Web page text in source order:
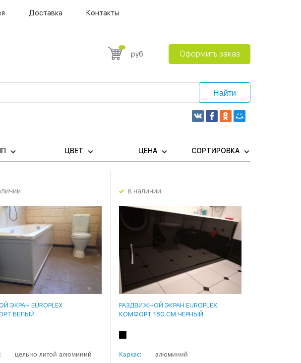
Доставка Контакты
руб. Оформить заказ
Найти
ЦВЕТ ЦЕНА СОРТИРОВКА
ЭКРАН EUROPLEX
БЕЛЫЙ
цельно литой алюминий
в наличии
РАЗДВИЖНОЙ ЭКРАН EUROPLEX
КОМФОРТ 180 СМ ЧЕРНЫЙ
Каркас:
алюминий